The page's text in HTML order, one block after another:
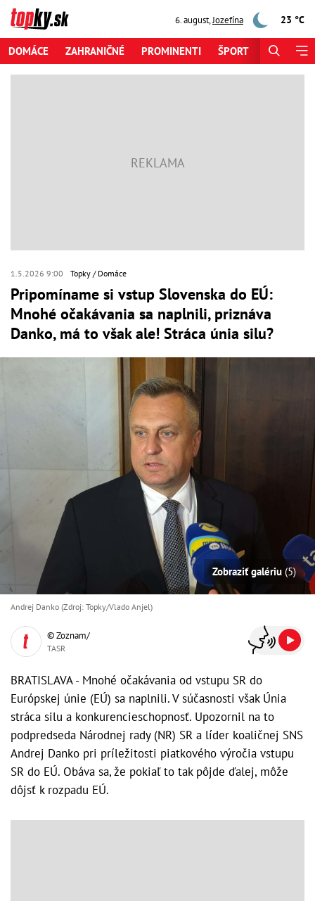
6. august,Jozefína 23 °C
DOMÁCE ZAHRANIČNÉ PROMINENTI ŠPORT
1.5.2026 9:00 Topky Domáce
Pripomíname si vstup Slovenska do EÚ:
Mnohé očakávania sa naplnili, priznáva
Danko, má to však ale! Stráca únia silu?
Zobraziť galériu (5)
Andrej Danko (Zdroj: Topky/Vlado Anjel)
© Zoznam/
TASR
BRATISLAVA - Mnohé očakávania od vstupu SR do
Európskej únie (EÚ) sa naplnili. V súčasnosti však Únia
stráca silu a konkurencieschopnosť. Upozornil na to
podpredseda Národnej rady (NR) SR a líder koaličnej SNS
Andrej Danko pri príležitosti piatkového výročia vstupu
SR do EÚ. Obáva sa, že pokiaľ to tak pôjde ďalej, môže
dôjsť k rozpadu EÚ.